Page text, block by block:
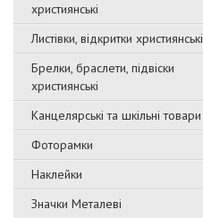
християнські
Листівки, відкритки християнські
Брелки, браслети, підвіски
християнські
Канцелярські та шкільні товари
Фоторамки
Наклейки
Значки Металеві